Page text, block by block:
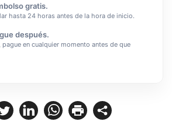
gratis.
hasta 24 horas antes de la hora de inicio.
después.
pague en cualquier momento antes de que